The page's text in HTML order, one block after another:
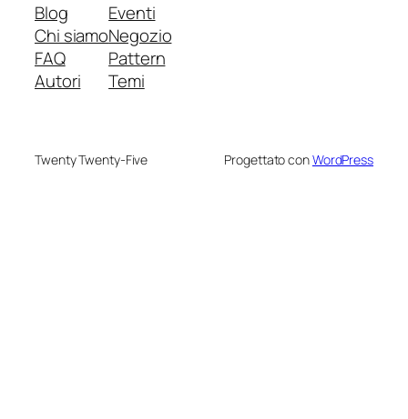
Blog
Chi siamo
FAQ
Autori
Eventi
Negozio
Pattern
Temi
Twenty Twenty-Five Progettato conWordPress